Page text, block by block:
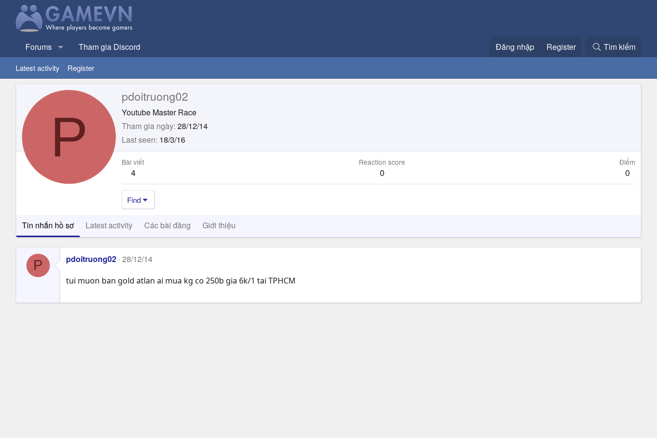
Forums Tham gia Discord Đăng nhập Register Tìm kiếm
Latest activity Register
P
pdoitruong02
Youtube Master Race
Tham gia ngày 28/12/14
Last seen 18/3/16
Bài viết
4
Reaction score
0
Điểm
0
Find
Tin nhắn hồ sơ Latest activity Các bài đăng Giới thiệu
P pdoitruong02 28/12/14
tui muon ban gold atlan ai mua kg co 250b gia 6k/1 tai TPHCM